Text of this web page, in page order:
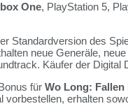
One, PlayStation 5,
Standardversion des
neue Generäle,
Käufer der
für Wo Long: Fallen
erhalten